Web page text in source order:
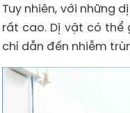
Tuy nhiên, với những
rất cao. Dị vật có thể
chí dẫn đến nhiễm